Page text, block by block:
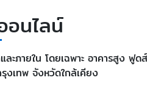
นไลน์
ะภายใน โดยเฉพาะ อาคารสูง ฟู
งเทพ จังหวัดใกล้เคียง